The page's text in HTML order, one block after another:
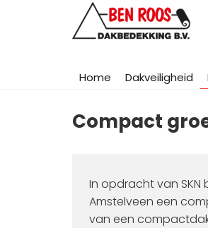
Search
Home Dakveiligheid
Compact
In opdracht van
Amstelveen een
van een